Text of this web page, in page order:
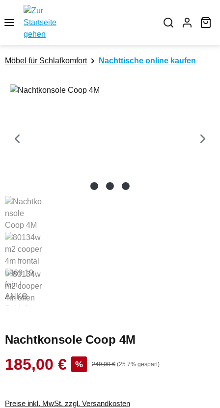
Zum Hauptinhalt springen
Möbel für Schlafkomfort Nachttische online kaufen
Bildergalerie überspringen
Nachtkonsole Coop 4M
Verkaufspreis:
185,00 € % Regulärer Preis:
249,00 € (25.7% gespart)
Preise inkl. MwSt. zzgl. Versandkosten